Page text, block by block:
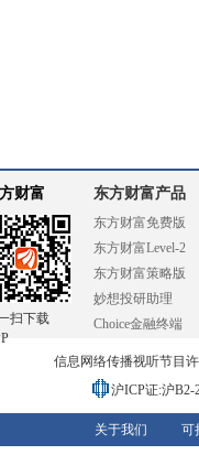
财富
扫下载
东方财富产品
东方财富免费版
东方财富Level-2
东方财富策略版
妙想投研助理
Choice金融终端
信息网络传播视听节目许
沪ICP证:沪B2-
关于我们 可